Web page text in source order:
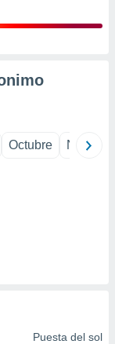
Octubre
Puesta del sol